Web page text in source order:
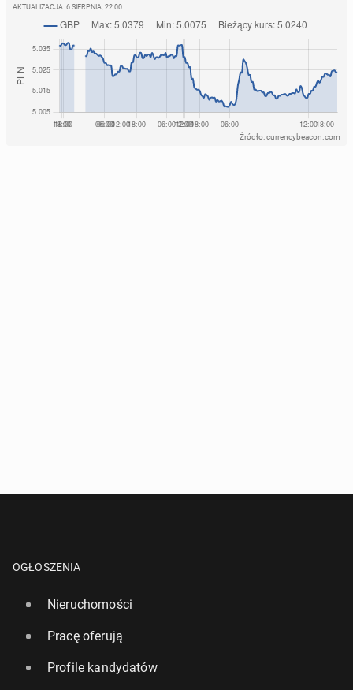
AKTUALIZACJA: 6 SIERPNIA, 22:00
Źródło: currencybeacon.com
OGŁOSZENIA
Nieruchomości
Pracę oferują
Profile kandydatów